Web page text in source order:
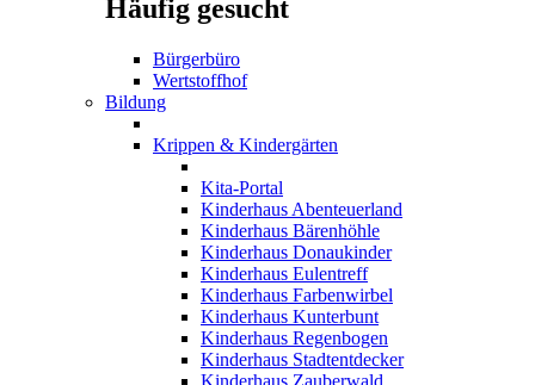
Häufig gesucht
Bürgerbüro
Wertstoffhof
Bildung
Krippen & Kindergärten
Kita-Portal
Kinderhaus Abenteuerland
Kinderhaus Bärenhöhle
Kinderhaus Donaukinder
Kinderhaus Eulentreff
Kinderhaus Farbenwirbel
Kinderhaus Kunterbunt
Kinderhaus Regenbogen
Kinderhaus Stadtentdecker
Kinderhaus Zauberwald